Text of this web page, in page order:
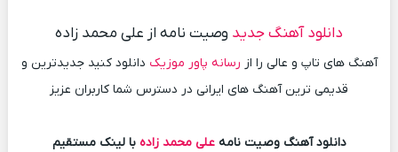
دانلود آهنگ جدید وصیت نامه از علی محمد زاده
آهنگ های تاپ و عالی را از رسانه پاور موزیک دانلود کنید جدیدترین و
قدیمی ترین آهنگ های ایرانی در دسترس شما کاربران عزیز
دانلود آهنگ وصیت نامهعلی محمد زاده با لینک مستقیم